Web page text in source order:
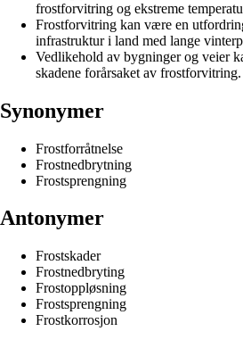
frostforvitring og ekstreme
Frostforvitring kan være en
infrastruktur i land med lange
Vedlikehold av bygninger og veier
skadene forårsaket av frostforvitring.
Synonymer
Frostforråtnelse
Frostnedbrytning
Frostsprengning
Antonymer
Frostskader
Frostnedbryting
Frostoppløsning
Frostsprengning
Frostkorrosjon